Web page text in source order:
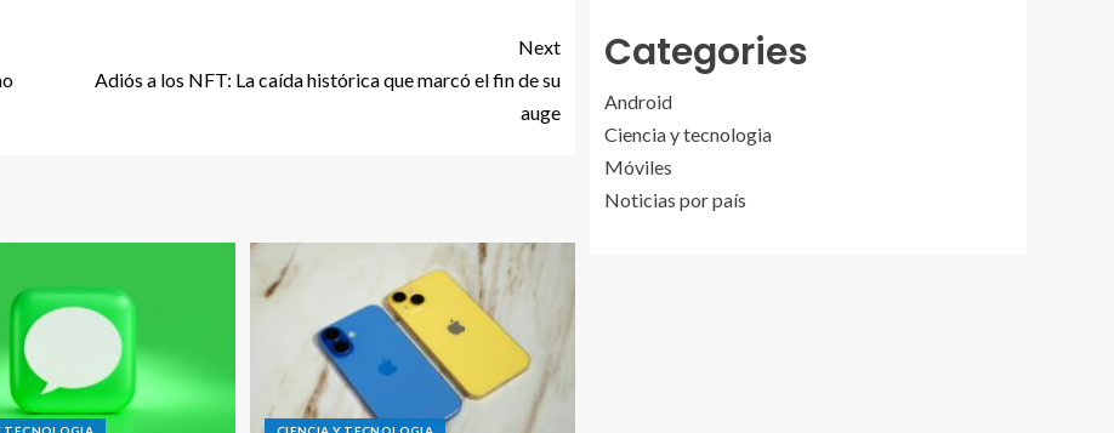
Next
Adiós a los NFT: La caída histórica que marcó el fin de su
auge
Categories
Android
Ciencia y tecnologia
Móviles
Noticias por país